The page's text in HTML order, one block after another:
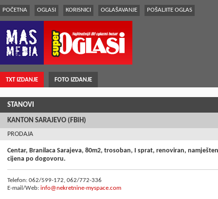
POČETNA OGLASI KORISNICI OGLAŠAVANJE POŠALJITE OGLAS
TXT IZDANJE FOTO IZDANJE
STANOVI
KANTON SARAJEVO (FBiH)
PRODAJA
Centar, Branilaca Sarajeva, 80m2, trosoban, I sprat, renoviran,
cijena po dogovoru.
Telefon: 062/599-172, 062/772-336
E-mail/Web: info@nekretnine-myspace.com